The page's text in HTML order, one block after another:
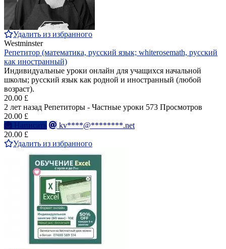
Удалить из избранного
Westminster
Репетитор (математика, русский язык; whiterosemath, русский
как иностранный)
Индивидуальные уроки онлайн для учащихся начальной
школы; русский язык как родной и иностранный (любой
возраст).
20.00 £
2 лет назад Репетиторы - Частные уроки 573 Просмотров
20.00 £
Написать
kv****@********.net
20.00 £
Удалить из избранного